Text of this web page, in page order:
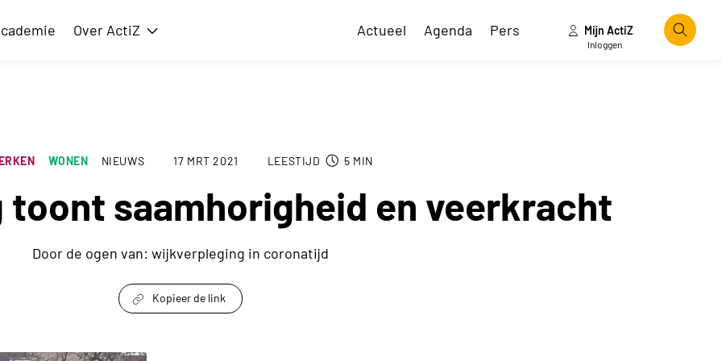
Over ActiZ Toon submenu voor Over ActiZ Actueel Agenda Pers Mijn ActiZ
Inloggen
WONEN NIEUWS 17 MRT 2021 LEESTIJD 5 MIN
saamhorigheid en veerkracht
Door de ogen van: wijkverpleging in coronatijd
Kopieer de link